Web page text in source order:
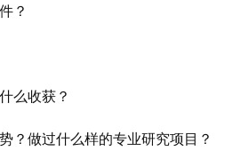
？
么收获？
？做过什么样的专业研究项目？